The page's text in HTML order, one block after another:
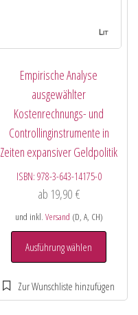
Empirische Analyse
ausgewählter
Kostenrechnungs- und
Controllinginstrumente in
Zeiten expansiver Geldpolitik
ISBN: 978-3-643-14175-0
ab 19,90 €
und inkl. Versand (D, A, CH)
Ausführung wählen